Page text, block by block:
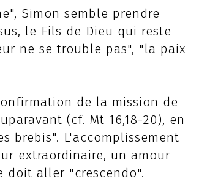
Simon semble prendre
le Fils de Dieu qui reste
ne se trouble pas", "la paix
de la mission de
(cf. Mt 16,18-20), en
brebis". L'accomplissement
extraordinaire, un amour
doit aller "crescendo".